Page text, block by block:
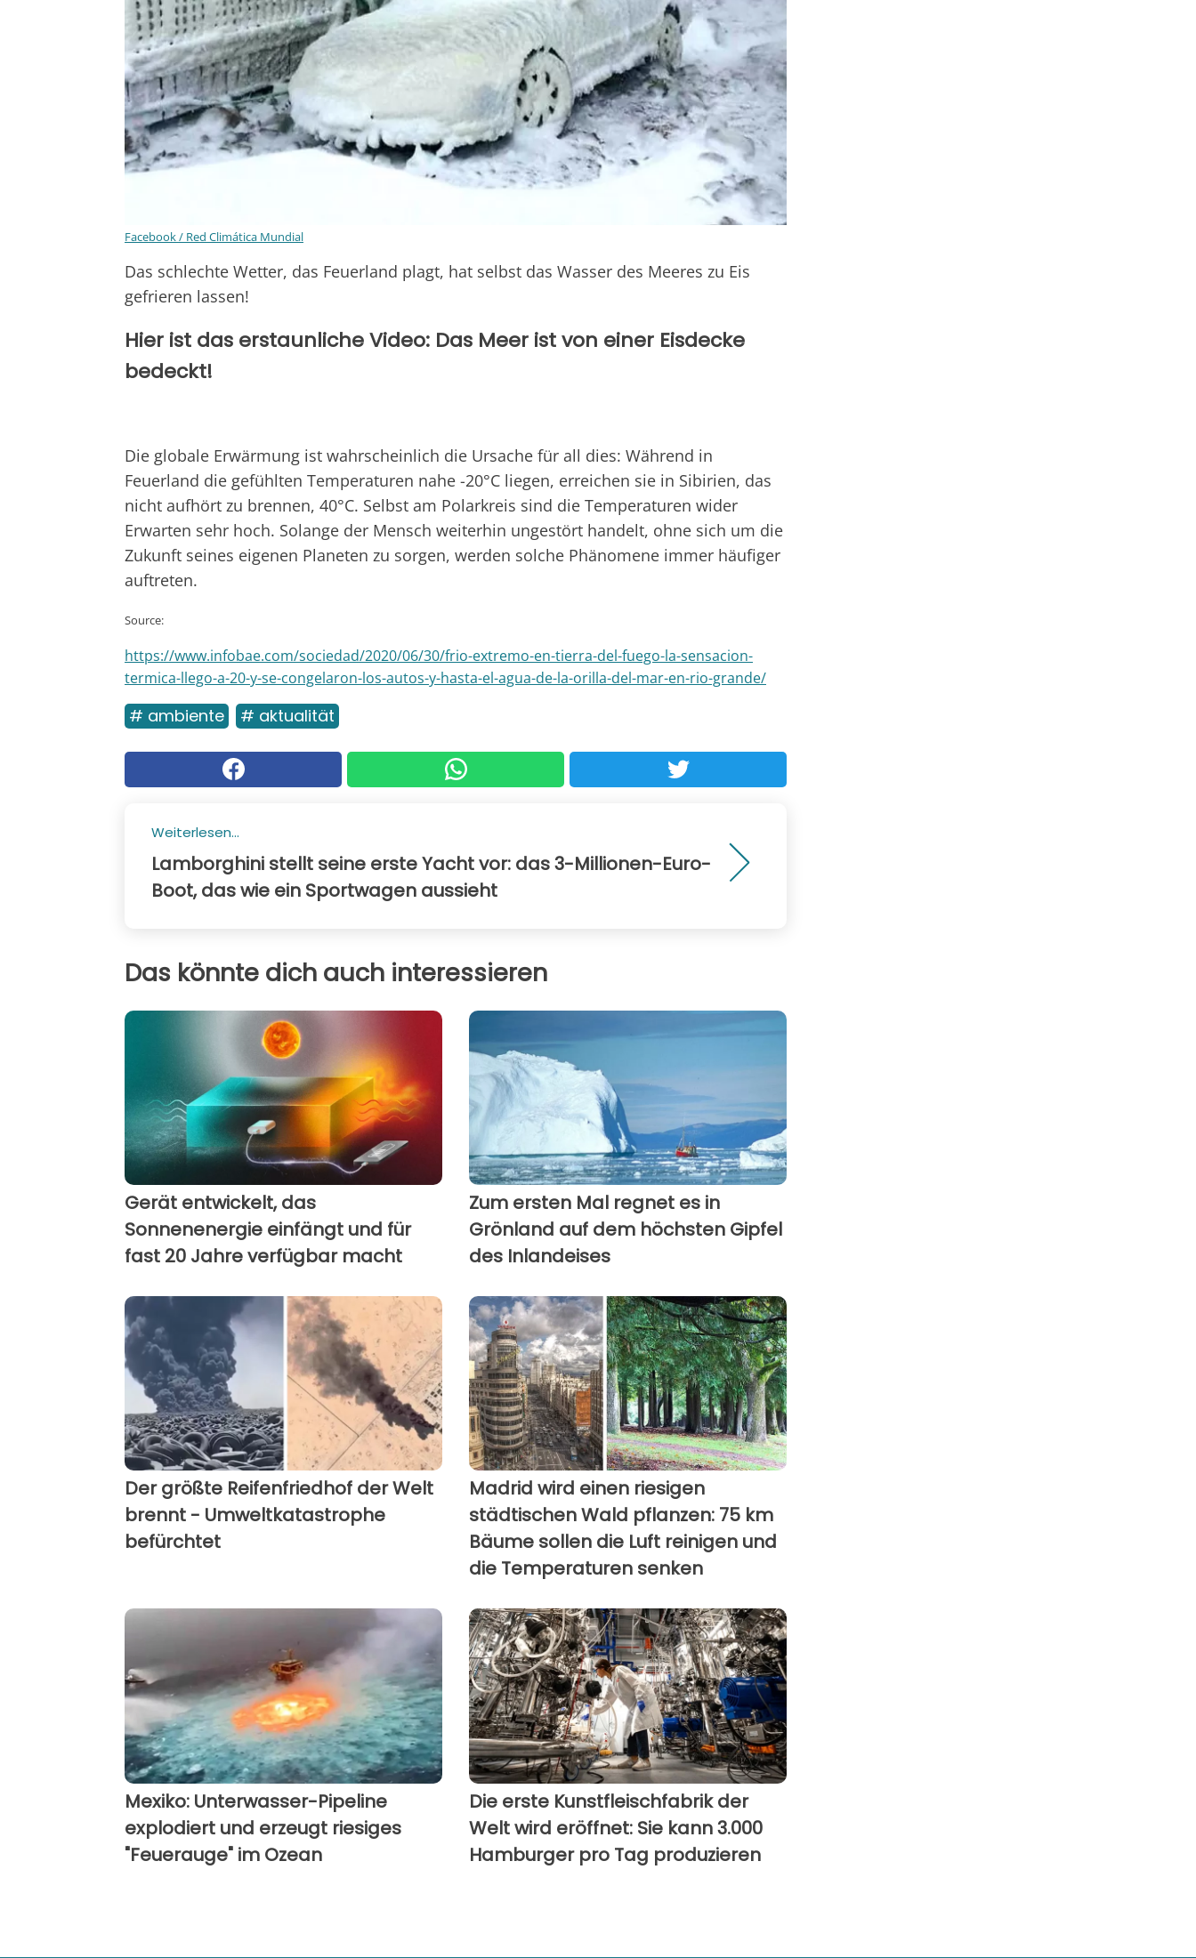
Facebook / Red Climática Mundial
Das schlechte Wetter, das Feuerland plagt, hat selbst das Wasser des Meeres zu Eis
gefrieren lassen!
Hier ist das erstaunliche Video: Das Meer ist von einer Eisdecke
bedeckt!
Die globale Erwärmung ist wahrscheinlich die Ursache für all dies: Während in
Feuerland die gefühlten Temperaturen nahe -20°C liegen, erreichen sie in Sibirien, das
nicht aufhört zu brennen, 40°C. Selbst am Polarkreis sind die Temperaturen wider
Erwarten sehr hoch. Solange der Mensch weiterhin ungestört handelt, ohne sich um die
Zukunft seines eigenen Planeten zu sorgen, werden solche Phänomene immer häufiger
auftreten.
Source:
https://www.infobae.com/sociedad/2020/06/30/frio-extremo-en-tierra-del-fuego-la-sensacion-
termica-llego-a-20-y-se-congelaron-los-autos-y-hasta-el-agua-de-la-orilla-del-mar-en-rio-grande/
# ambiente # aktualität
Weiterlesen...
Lamborghini stellt seine erste Yacht vor: das 3-Millionen-Euro-
Boot, das wie ein Sportwagen aussieht
Das könnte dich auch interessieren
Gerät entwickelt, das
Sonnenenergie einfängt und für
fast 20 Jahre verfügbar macht
Zum ersten Mal regnet es in
Grönland auf dem höchsten Gipfel
des Inlandeises
Der größte Reifenfriedhof der Welt
brennt - Umweltkatastrophe
befürchtet
Madrid wird einen riesigen
städtischen Wald pflanzen: 75 km
Bäume sollen die Luft reinigen und
die Temperaturen senken
Mexiko: Unterwasser-Pipeline
explodiert und erzeugt riesiges
"Feuerauge" im Ozean
Die erste Kunstfleischfabrik der
Welt wird eröffnet: Sie kann 3.000
Hamburger pro Tag produzieren